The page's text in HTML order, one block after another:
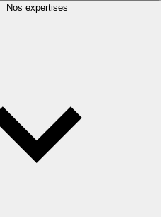
Nos expertises